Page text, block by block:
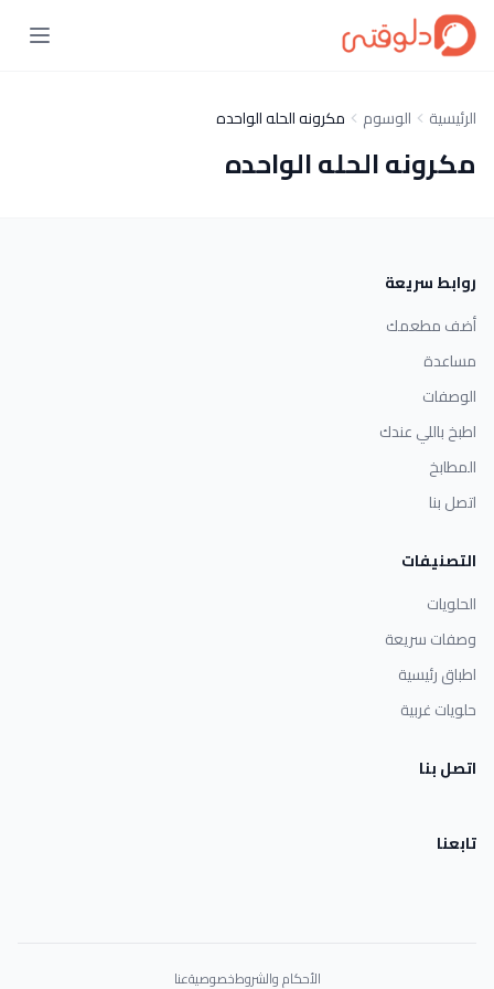
الرئيسية الوسوم مكرونه الحله الواحده
مكرونه الحله الواحده
روابط سريعة
أضف مطعمك
مساعدة
الوصفات
اطبخ باللي عندك
المطابخ
اتصل بنا
التصنيفات
الحلويات
وصفات سريعة
اطباق رئيسية
حلويات غربية
اتصل بنا
تابعنا
الأحكام والشروطخصوصيةعنا